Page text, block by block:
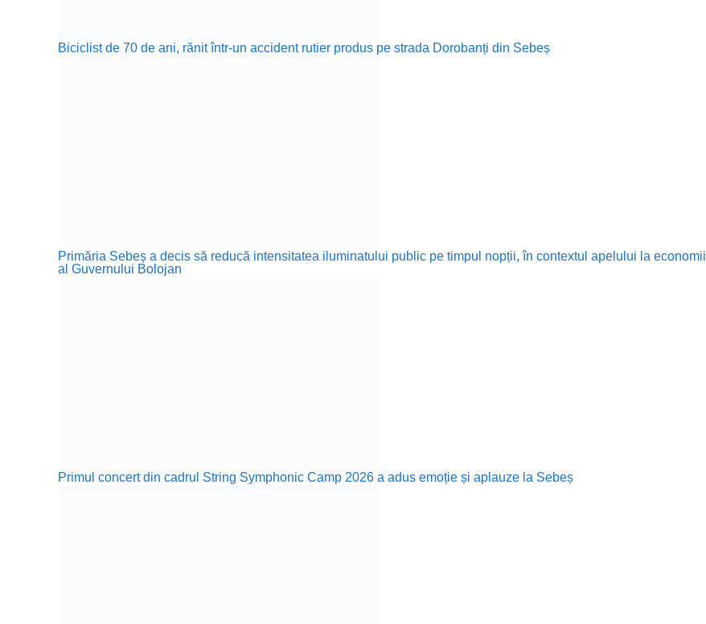
Biciclist de 70 de ani, rănit într-un accident rutier produs pe strada Dorobanți din Sebeș
Primăria Sebeș a decis să reducă intensitatea iluminatului public pe timpul nopții, în contextul apelului la economii
al Guvernului Bolojan
Primul concert din cadrul String Symphonic Camp 2026 a adus emoție și aplauze la Sebeș